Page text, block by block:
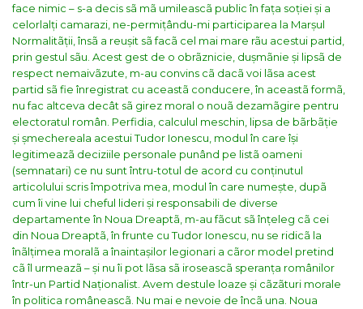
face nimic – s-a decis sã mã umileascã public în fața soției și a
celorlalți camarazi, ne-permițându-mi participarea la Marșul
Normalitãții, însã a reușit sã facã cel mai mare rãu acestui partid,
prin gestul sãu. Acest gest de o obrãznicie, dușmãnie și lipsã de
respect nemaivãzute, m-au convins cã dacã voi lãsa acest
partid sã fie înregistrat cu aceastã conducere, în aceastã formã,
nu fac altceva decât sã girez moral o nouã dezamãgire pentru
electoratul român. Perfidia, calculul meschin, lipsa de bãrbãție
și șmechereala acestui Tudor Ionescu, modul în care își
legitimeazã deciziile personale punând pe listã oameni
(semnatari) ce nu sunt întru-totul de acord cu conținutul
articolului scris împotriva mea, modul în care numește, dupã
cum îi vine lui cheful lideri și responsabili de diverse
departamente în Noua Dreaptã, m-au fãcut sã înțeleg cã cei
din Noua Dreaptã, în frunte cu Tudor Ionescu, nu se ridicã la
înãlțimea moralã a înaintașilor legionari a cãror model pretind
cã îl urmeazã – și nu îi pot lãsa sã iroseascã speranța românilor
într-un Partid Naționalist. Avem destule loaze și cãzãturi morale
în politica româneascã. Nu mai e nevoie de încã una. Noua